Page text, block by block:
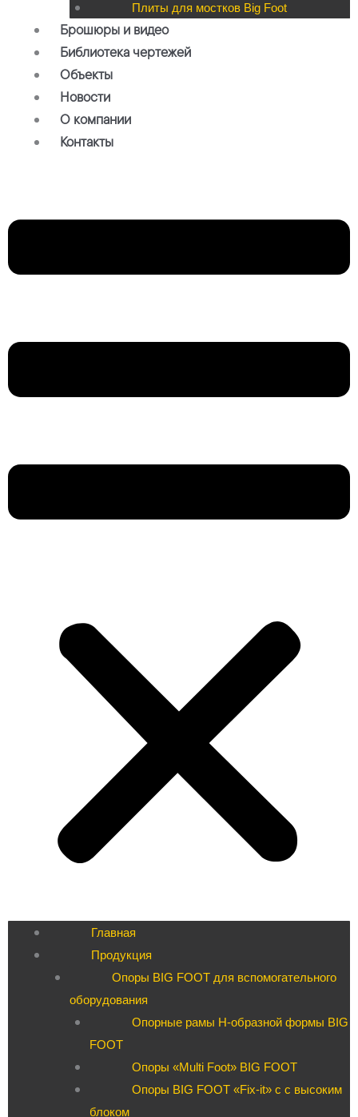
Плиты для мостков Big Foot
Брошюры и видео
Библиотека чертежей
Объекты
Новости
О компании
Контакты
Главная
Продукция
Опоры BIG FOOT для вспомогательного
оборудования
Опорные рамы H-образной формы BIG
FOOT
Опоры «Multi Foot» BIG FOOT
Опоры BIG FOOT «Fix-it» c с высоким
блоком